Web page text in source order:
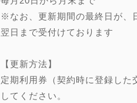
※なお、更新期間の最終日が、
翌日まで受付けております
【更新方法】
定期利用券（契約時に登録し
してください。